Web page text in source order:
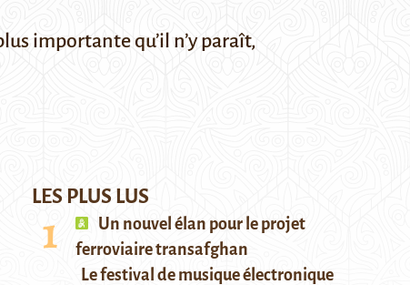
importante qu’il n’y paraît,
LES PLUS LUS
Un nouvel élan pour le projet
ferroviaire transafghan
Le festival de musique électronique